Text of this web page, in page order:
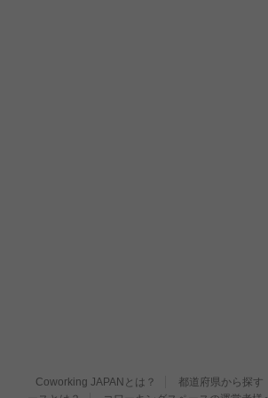
Coworking JAPANとは？ 都道府県から探す